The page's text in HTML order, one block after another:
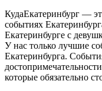
КудаЕкатеринбург —
событиях
Екатеринбурге с
У нас только лучшие
Екатеринбурга.
которые обязательно